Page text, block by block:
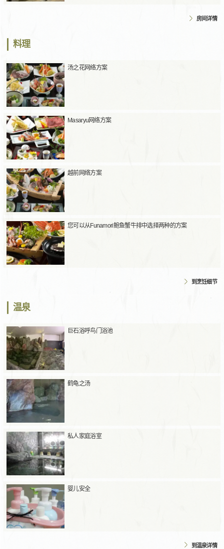
房间详情
料理
汤之花网络方案
Masaryu网络方案
越前网络方案
您可以从Funamori鲍鱼蟹牛排中选择两种的方案
到烹饪细节
温泉
巨石浴呼鸟门浴池
鹤龟之汤
私人家庭浴室
婴儿安全
到温泉详情